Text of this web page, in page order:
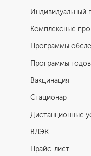
Индивидуальный
Комплексные
Программы
Программы
Вакцинация
Стационар
Дистанционные
ВЛЭК
Прайс-лист